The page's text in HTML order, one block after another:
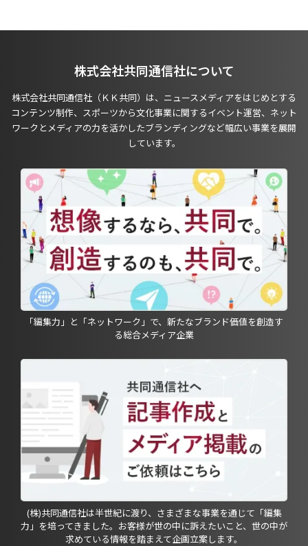
株式会社共同通信社について
株式会社共同通信社（ＫＫ共同）は、ニュースメディアをはじめとする
コンテンツ制作、スポーツから文化事業に関するイベント運営、ネット
ワークとメディアの力を活かしたブランディングなど幅広い事業を展開
しています。
「編集力」と「ネットワーク」で、新たなブランド価値を創造す
る総合メディア企業
(株)共同通信社は半世紀に渡り、さまざまな事業を通じて「編集
力」を培ってきました。お客様が世の中に訴えたいこと、世の中が
求めている情報を踏まえて企画立案します。